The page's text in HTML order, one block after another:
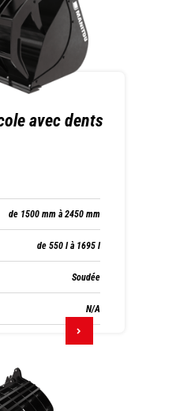
avec dents
de 1500 mm à 2450 mm
de 550 l à 1695 l
Soudée
N/A